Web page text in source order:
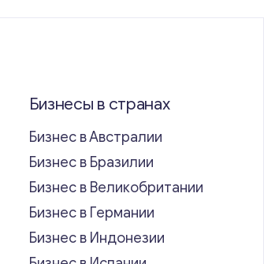
Бизнесы в странах
Бизнес в Австралии
Бизнес в Бразилии
Бизнес в Великобритании
Бизнес в Германии
Бизнес в Индонезии